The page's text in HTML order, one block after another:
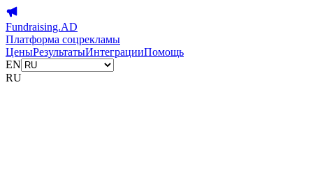
Fundraising.AD
Платформа соцрекламы
ЦеныРезультатыИнтеграцииПомощь
EN
RU